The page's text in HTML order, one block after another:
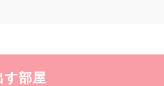
す部屋